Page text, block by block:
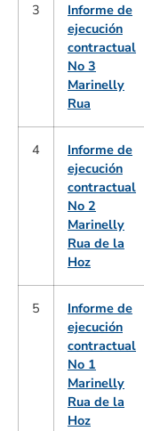
3
Informe de
ejecución
contractual
No 3
Marinelly
Rua
4
Informe de
ejecución
contractual
No 2
Marinelly
Rua de la
Hoz
5
Informe de
ejecución
contractual
No 1
Marinelly
Rua de la
Hoz